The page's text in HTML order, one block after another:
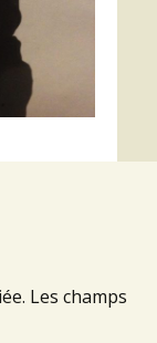
Les champs